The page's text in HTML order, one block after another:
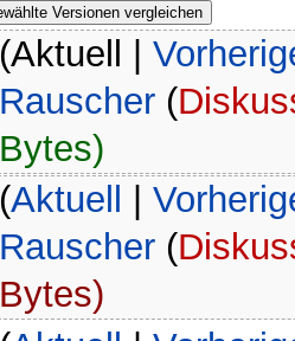
(Aktuell |
Rauscher (
Bytes)
(Aktuell |
Rauscher (
Bytes)